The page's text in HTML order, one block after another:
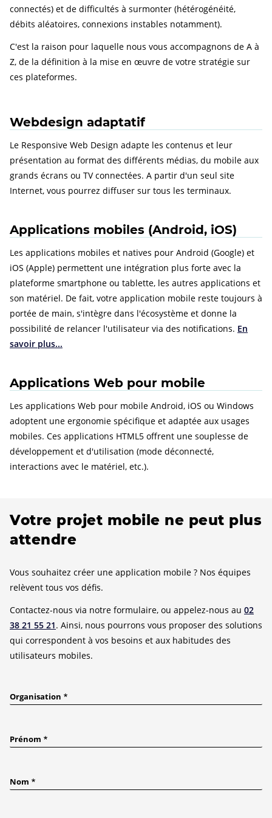
connectés) et de difficultés à surmonter (hétérogénéité,
débits aléatoires, connexions instables notamment).
C'est la raison pour laquelle nous vous accompagnons de A à
Z, de la définition à la mise en œuvre de votre stratégie sur
ces plateformes.
Webdesign adaptatif
Le Responsive Web Design adapte les contenus et leur
présentation au format des différents médias, du mobile aux
grands écrans ou TV connectées. A partir d'un seul site
Internet, vous pourrez diffuser sur tous les terminaux.
Applications mobiles (Android, iOS)
Les applications mobiles et natives pour Android (Google) et
iOS (Apple) permettent une intégration plus forte avec la
plateforme smartphone ou tablette, les autres applications et
son matériel. De fait, votre application mobile reste toujours à
portée de main, s'intègre dans l'écosystème et donne la
possibilité de relancer l'utilisateur via des notifications. En
savoir plus...
Applications Web pour mobile
Les applications Web pour mobile Android, iOS ou Windows
adoptent une ergonomie spécifique et adaptée aux usages
mobiles. Ces applications HTML5 offrent une souplesse de
développement et d'utilisation (mode déconnecté,
interactions avec le matériel, etc.).
Votre projet mobile ne peut plus
attendre
Vous souhaitez créer une application mobile ? Nos équipes
relèvent tous vos défis.
Contactez-nous via notre formulaire, ou appelez-nous au 02
38 21 55 21. Ainsi, nous pourrons vous proposer des solutions
qui correspondent à vos besoins et aux habitudes des
utilisateurs mobiles.
Organisation
Prénom
Nom